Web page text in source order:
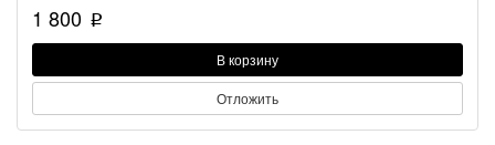
1 800 p
В корзину
Отложить